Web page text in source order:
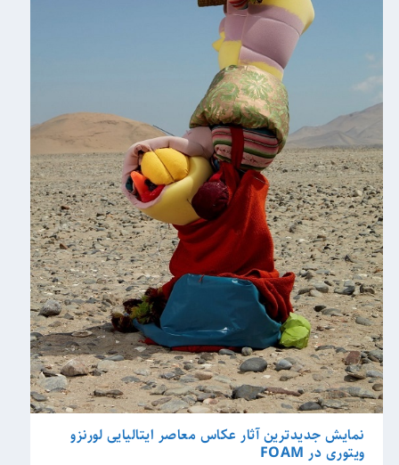
نمایش جدیدترین آثار عکاس معاصر ایتالیایی لورنزو
ویتوری در FOAM